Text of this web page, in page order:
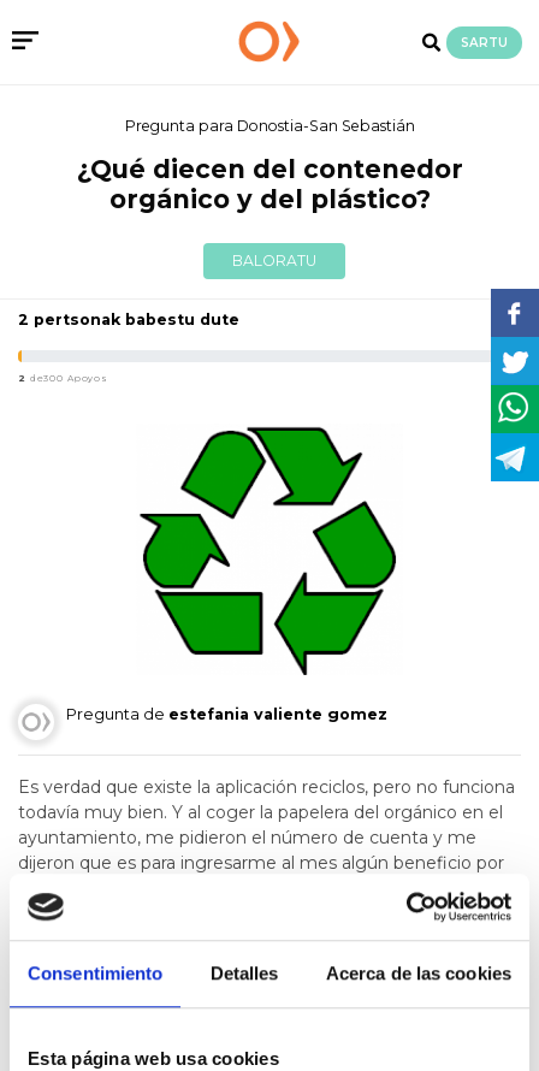
Consentimiento Detalles Acerca de las cookies
Esta página web usa cookies
SARTU
Pregunta para Donostia-San Sebastián
¿Qué diecen del contenedor
orgánico y del plástico?
BALORATU
2 pertsonak babestu dute
2 de300 Apoyos
Pregunta de estefania valiente gomez
Es verdad que existe la aplicación reciclos, pero no funciona
todavía muy bien. Y al coger la papelera del orgánico en el
ayuntamiento, me pidieron el número de cuenta y me
dijeron que es para ingresarme al mes algún beneficio por
usar el contenedor marrón pero todavía no he visto un
euro.
Saioa hasibehar duzu baloratzeko